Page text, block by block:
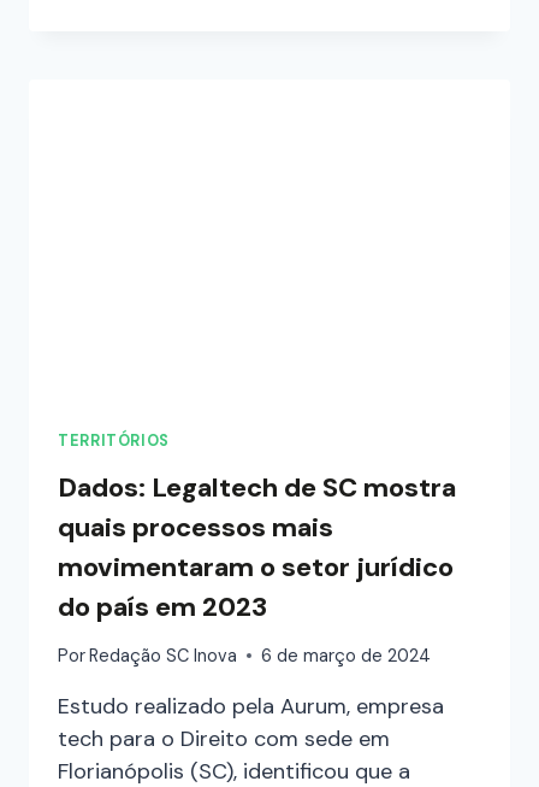
TERRITÓRIOS
Dados: Legaltech de SC mostra
quais processos mais
movimentaram o setor jurídico
do país em 2023
PorRedação SC Inova 6 de março de 2024
Estudo realizado pela Aurum, empresa
tech para o Direito com sede em
Florianópolis (SC), identificou que a